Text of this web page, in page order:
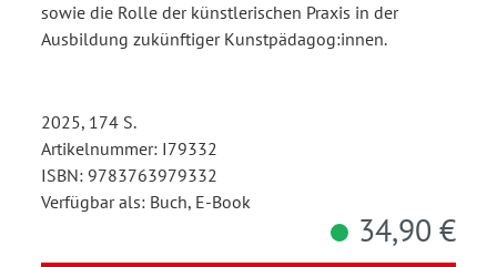
sowie die Rolle der künstlerischen Praxis in der
Ausbildung zukünftiger Kunstpädagog:innen.
2025, 174 S.
Artikelnummer: I79332
ISBN: 9783763979332
Verfügbar als: Buch, E-Book
34,90 €